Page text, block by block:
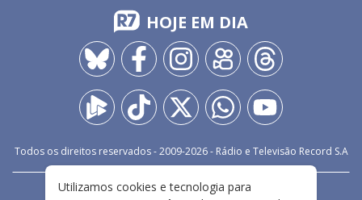
HOJE EM DIA
Todos os direitos reservados - 2009-2026- Rádio e Televisão Record S.A
FALE CONOSCO PRIVACIDADE
Utilizamos cookies e tecnologia para